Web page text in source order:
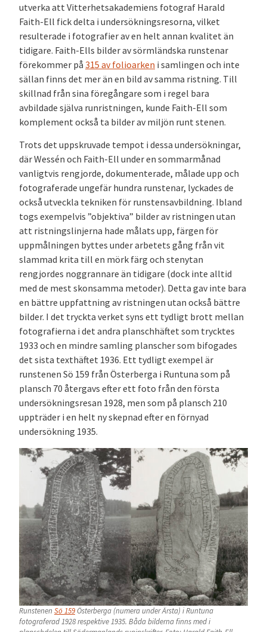
utverka att Vitterhetsakademiens fotograf Harald
Faith-Ell fick delta i undersökningsresorna, vilket
resulterade i fotografier av en helt annan kvalitet än
tidigare. Faith-Ells bilder av sörmländska runstenar
förekommer på 315 av folioarken i samlingen och inte
sällan finns det mer än en bild av samma ristning. Till
skillnad från sina föregångare som i regel bara
avbildade själva runristningen, kunde Faith-Ell som
komplement också ta bilder av miljön runt stenen.
Trots det uppskruvade tempot i dessa undersökningar,
där Wessén och Faith-Ell under en sommarmånad
vanligtvis rengjorde, dokumenterade, målade upp och
fotograferade ungefär hundra runstenar, lyckades de
också utveckla tekniken för runstensavbildning. Ibland
togs exempelvis ”objektiva” bilder av ristningen utan
att ristningslinjerna hade målats upp, färgen för
uppmålningen byttes under arbetets gång från vit
slammad krita till en mörk färg och stenytan
rengjordes noggrannare än tidigare (dock inte alltid
med de mest skonsamma metoder). Detta gav inte bara
en bättre uppfattning av ristningen utan också bättre
bilder. I det tryckta verket syns ett tydligt brott mellan
fotografierna i det andra planschhäftet som trycktes
1933 och en mindre samling planscher som bifogades
det sista texthäftet 1936. Ett tydligt exempel är
runstenen Sö 159 från Österberga i Runtuna som på
plansch 70 återgavs efter ett foto från den första
undersökningsresan 1928, men som på plansch 210
uppträder i en helt ny skepnad efter en förnyad
undersökning 1935.
Runstenen Sö 159Österberga (numera under Ärsta) i Runtuna
fotograferad 1928 respektive 1935. Båda bilderna finns med i